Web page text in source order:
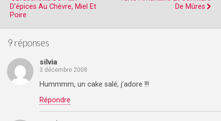
D'épices Au Chèvre, Miel Et
Poire
De Mûres
9 réponses
silvia
3 décembre 2008
Hummmm, un cake salé, j’adore !!!
Répondre